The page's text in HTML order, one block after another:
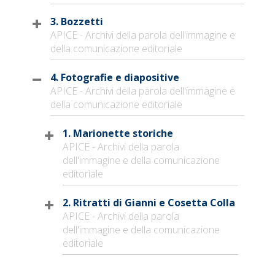
3. Bozzetti
APICE - Archivi della parola dell'immagine e
della comunicazione editoriale
4. Fotografie e diapositive
APICE - Archivi della parola dell'immagine e
della comunicazione editoriale
1. Marionette storiche
APICE - Archivi della parola
dell'immagine e della comunicazione
editoriale
2. Ritratti di Gianni e Cosetta Colla
APICE - Archivi della parola
dell'immagine e della comunicazione
editoriale